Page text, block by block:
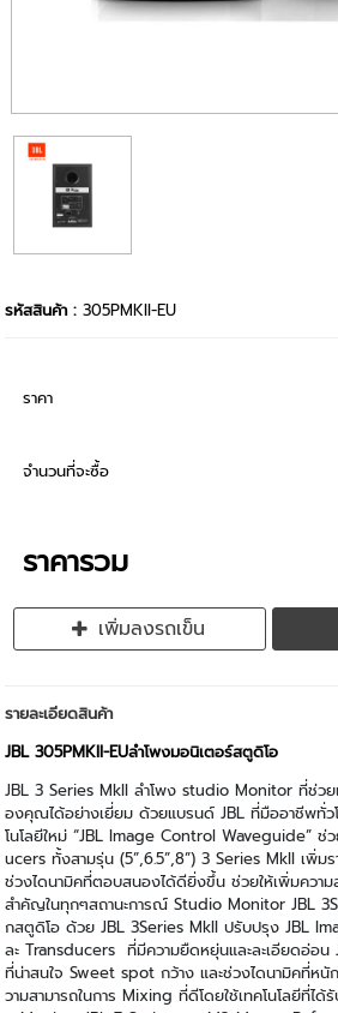
รหัสสินค้า :305PMKII-EU
ราคา
จำนวนที่จะซื้อ
ราคารวม
เพิ่มลงรถเข็น
รายละเอียดสินค้า
JBL 305PMKII-EUลำโพงมอนิเตอร์สตูดิโอ
JBL 3 Series MkII ลำโพง studio Monitor ที่ช่ว
องคุณได้อย่างเยี่ยม ด้วยแบรนด์ JBL ที่มืออาชีพทั่ว
โนโลยีใหม่ “JBL Image Control Waveguide” ช่
ucers ทั้งสามรุ่น (5”,6.5”,8”) 3 Series MkII เพิ่ม
ช่วงไดนามิคที่ตอบสนองได้ดียิ่งขึ้น ช่วยให้เพิ่มความ
สำคัญในทุกๆสถานะการณ์ Studio Monitor JBL
กสตูดิโอ ด้วย JBL 3Series MkII ปรับปรุง JBL
ละ Transducers ที่มีความยืดหยุ่นและละเอียดอ่อน
ที่น่าสนใจ Sweet spot กว้าง และช่วงไดนามิคที่หนั
วามสามารถในการ Mixing ที่ดีโดยใช้เทคโนโลยีที่ไ